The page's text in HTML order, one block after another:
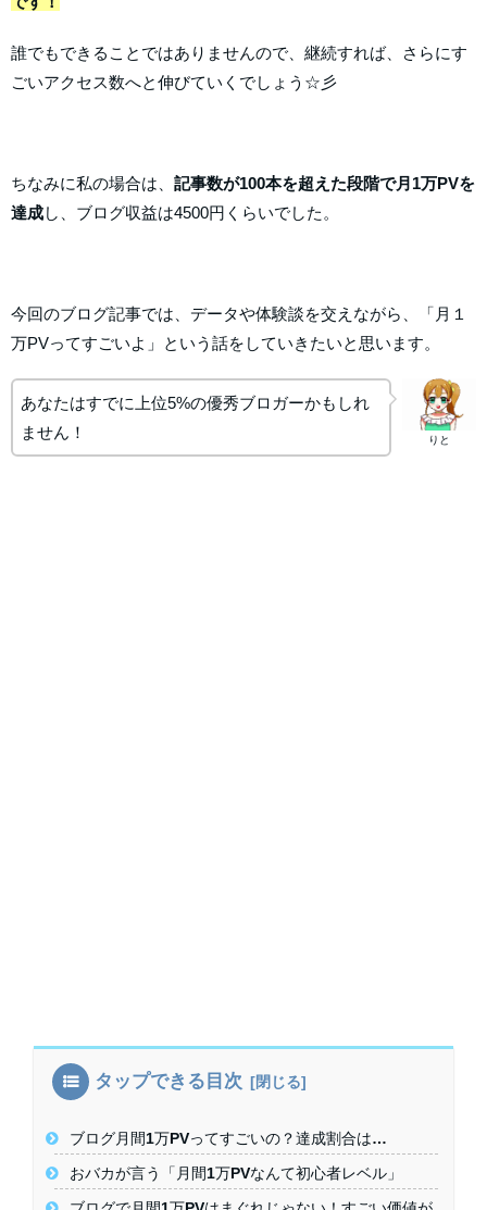
誰でもできることではありませんので、継続すれば、さらにす
ごいアクセス数へと伸びていくでしょう☆彡
ちなみに私の場合は、 記事数が100本を超えた段階で月1万PVを
達成し、ブログ収益は4500円くらいでした。
今回のブログ記事では、データや体験談を交えながら、「月１
万PVってすごいよ」という話をしていきたいと思います。
りと
あなたはすでに上位5%の優秀ブロガーかもしれ
ません！
タップできる目次
ブログ月間1万PVってすごいの？達成割合は…
おバカが言う「月間1万PVなんて初心者レベル」